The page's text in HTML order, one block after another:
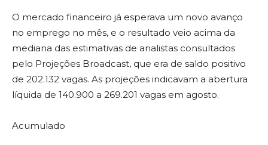
O mercado financeiro já esperava um novo avanço
no emprego no mês, e o resultado veio acima da
mediana das estimativas de analistas consultados
pelo Projeções Broadcast, que era de saldo positivo
de 202.132 vagas. As projeções indicavam a abertura
líquida de 140.900 a 269.201 vagas em agosto.
Acumulado